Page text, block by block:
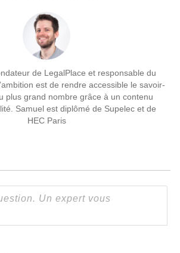
de LegalPlace et responsable du
est de rendre accessible le savoir-
plus grand nombre grâce à un contenu
Samuel est diplômé de Supelec et de
HEC Paris